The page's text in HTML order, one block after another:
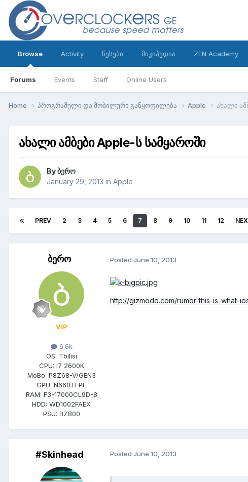
Browse
Forums Events Staff Online Users
Activity წესები მიკიპედია ZEN Academy
Home პროგრამული და მობილური განყოფილება Apple ახალი
ახალი ამბები Apple-ს სამყაროში
Byბერო
January 29, 2013 in Apple
PREV 2 3 4 5 6 7 8 9 10 11 12
ბერო
VIP
6.6k
OS: Tbilisi
CPU: I7 2600K
MoBo: P8Z68-V/GEN3
GPU: N660TI PE
RAM: F3-17000CL9D-8
HDD: WD1002FAEX
PSU: BZ800
Posted June 10, 2013
http://gizmodo.com/rumor-this-is-what-
#Skinhead Posted June 10, 2013